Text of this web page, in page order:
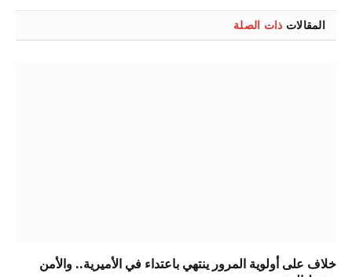
المقالات ذات الصلة
خلاف على أولوية المرور ينتهي باعتداء في الأميرية.. والأمن